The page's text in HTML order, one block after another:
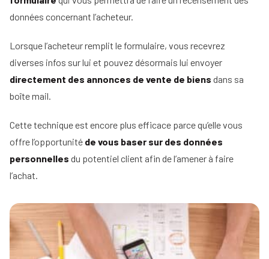
données concernant l’acheteur.
Lorsque l’acheteur remplit le formulaire, vous recevrez
diverses infos sur lui et pouvez désormais lui envoyer
directement des annonces de vente de biens dans sa
boîte mail.
Cette technique est encore plus efficace parce qu’elle vous
offre l’opportunité de vous baser sur des données
personnelles du potentiel client afin de l’amener à faire
l’achat.